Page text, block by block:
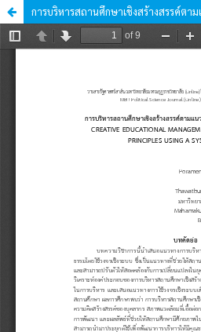
การบริหารสถานศึกษาเชิงสร้างสรรค์ตา